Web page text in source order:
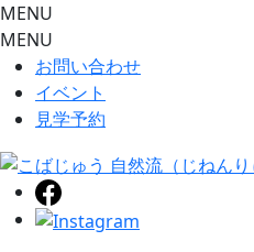
MENU
MENU
お問い合わせ
イベント
見学予約